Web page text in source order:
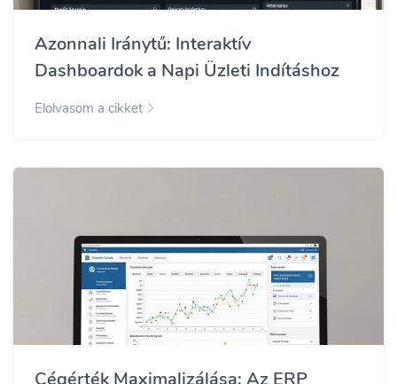
Azonnali Iránytű: Interaktív
Dashboardok a Napi Üzleti Indításhoz
Elolvasom a cikket
Cégérték Maximalizálása: Az ERP